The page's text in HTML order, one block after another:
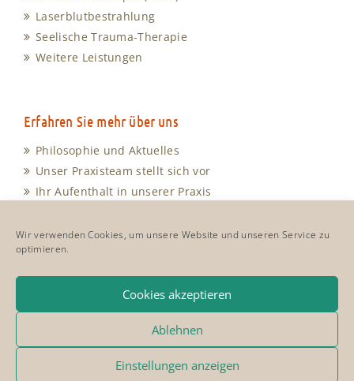
Wir verwenden Cookies, um unsere Website und unseren Service zu
optimieren.
Cookies akzeptieren
Ablehnen
Einstellungen anzeigen
Laserblutbestrahlung
Seelische Trauma-Therapie
Weitere Leistungen
Erfahren Sie mehr über uns
Philosophie und Aktuelles
Unser Praxisteam stellt sich vor
Ihr Aufenthalt in unserer Praxis
Anfahrt und Kontakt
Cookie-Richtlinie
Impressum & Datenschutz